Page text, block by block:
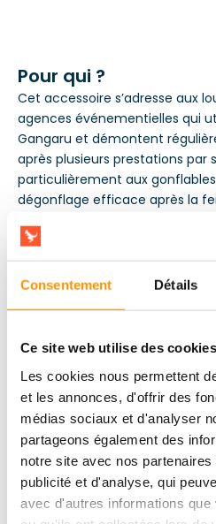
Consentement Détails
Ce site web utilise des
Les cookies nous permettent
et les annonces, d'offrir des
médias sociaux et d'analyser
partageons également des
notre site avec nos
publicité et d'analyse, qui
avec d'autres informations
Pour qui ?
Cet accessoire s’adresse aux
agences événementielles qui
Gangaru et démontent
après plusieurs prestations par
particulièrement aux
dégonflage efficace après la
un démontage trop long
l’équipe et retarde la
départ suivant.